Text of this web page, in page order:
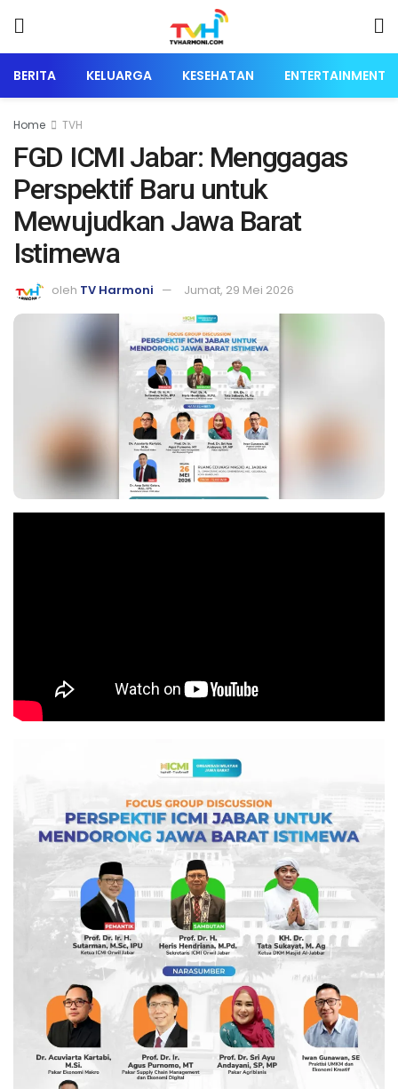
BERITA KELUARGA KESEHATAN ENTERTAINMENT
Home TVH
FGD ICMI Jabar: Menggagas
Perspektif Baru untuk
Mewujudkan Jawa Barat
Istimewa
oleh TV Harmoni Jumat, 29 Mei 2026